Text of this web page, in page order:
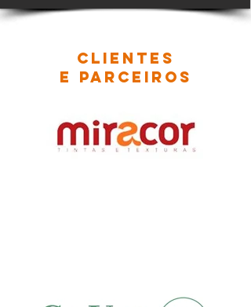
Clientes
e Parceiros